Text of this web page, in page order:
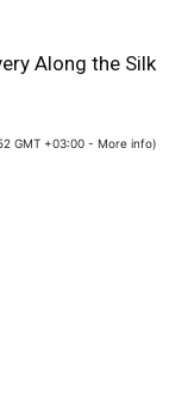
Along the Silk
GMT +03:00 - More info)